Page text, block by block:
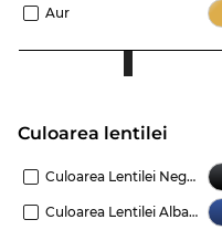
Aur
Culoarea lentilei
Culoarea Lentilei Negru
Culoarea Lentilei Albastru